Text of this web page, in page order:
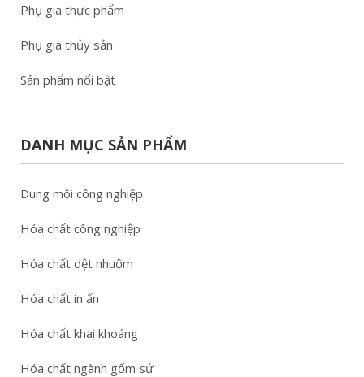
Phụ gia thực phẩm
Phụ gia thủy sản
Sản phẩm nổi bật
DANH MỤC SẢN PHẨM
Dung môi công nghiệp
Hóa chất công nghiệp
Hóa chất dệt nhuộm
Hóa chất in ấn
Hóa chất khai khoáng
Hóa chất ngành gốm sứ